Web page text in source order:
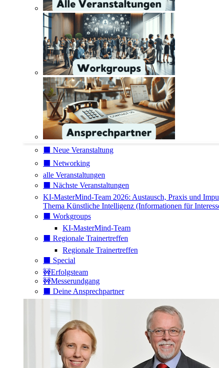
⬛️ Neue Veranstaltung
⬛️ Networking
alle Veranstaltungen
⬛️ Nächste Veranstaltungen
KI-MasterMind-Team 2026: Austausch, Praxis und
Thema Künstliche Intelligenz (Informationen für
⬛️ Workgroups
KI-MasterMind-Team
⬛️ Regionale Trainertreffen
Regionale Trainertreffen
⬛️ Special
🚧Erfolgsteam
🚧Messerundgang
⬛️ Deine Ansprechpartner